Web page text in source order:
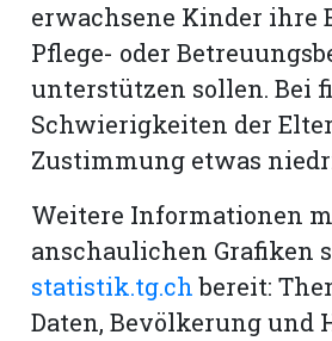
erwachsene Kinder ihre
Pflege- oder
unterstützen sollen. Bei
Schwierigkeiten der
Zustimmung etwas
Weitere Informationen
anschaulichen Grafiken
statistik.tg.chbereit:
Daten, Bevölkerung und